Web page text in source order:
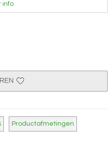
info
Productafmetingen